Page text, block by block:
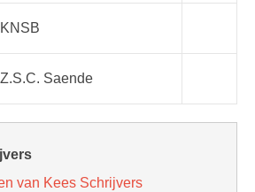
KNSB
Z.S.C. Saende
van Kees Schrijvers